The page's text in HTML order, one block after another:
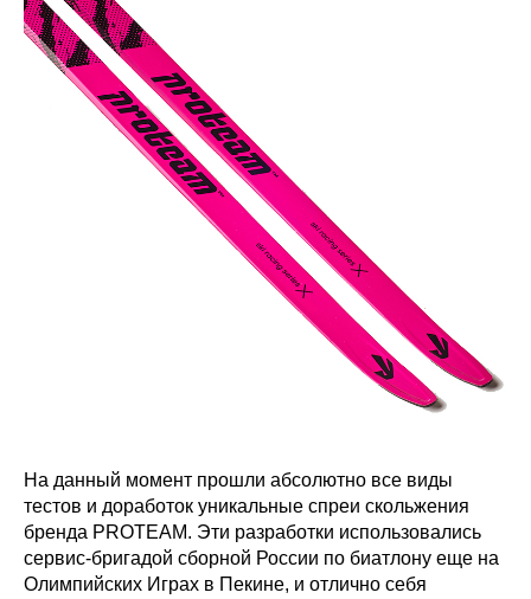
На данный момент прошли абсолютно все виды
тестов и доработок уникальные спреи скольжения
бренда PROTEAM. Эти разработки использовались
сервис-бригадой сборной России по биатлону еще на
Олимпийских Играх в Пекине, и отлично себя